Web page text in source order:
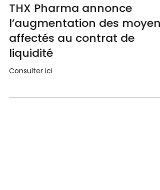
THX Pharma annonce
l’augmentation des moyens
affectés au contrat de
liquidité
Consulter ici